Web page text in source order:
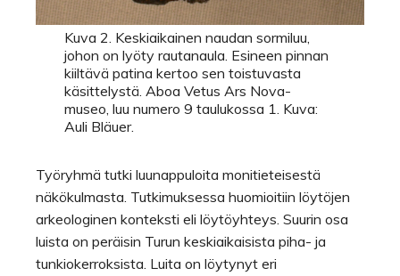
Kuva 2. Keskiaikainen naudan sormiluu,
johon on lyöty rautanaula. Esineen pinnan
kiiltävä patina kertoo sen toistuvasta
käsittelystä. Aboa Vetus Ars Nova-
museo, luu numero 9 taulukossa 1. Kuva:
Auli Bläuer.
Työryhmä tutki luunappuloita monitieteisestä
näkökulmasta. Tutkimuksessa huomioitiin löytöjen
arkeologinen konteksti eli löytöyhteys. Suurin osa
luista on peräisin Turun keskiaikaisista piha- ja
tunkiokerroksista. Luita on löytynyt eri